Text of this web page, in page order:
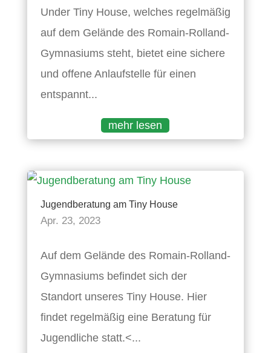
Under Tiny House, welches regelmäßig
auf dem Gelände des Romain-Rolland-
Gymnasiums steht, bietet eine sichere
und offene Anlaufstelle für einen
entspannt...
mehr lesen
Jugendberatung am Tiny House
Apr. 23, 2023
Auf dem Gelände des Romain-Rolland-
Gymnasiums befindet sich der
Standort unseres Tiny House. Hier
findet regelmäßig eine Beratung für
Jugendliche statt.<...